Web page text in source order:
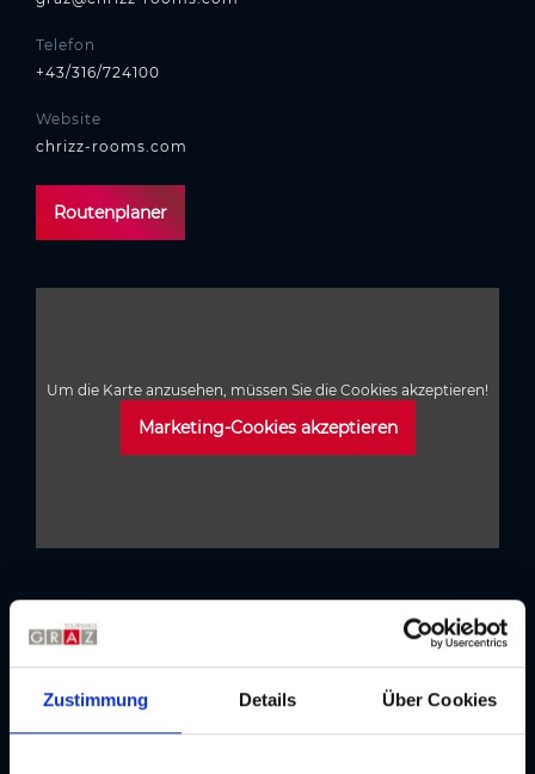
Zustimmung Details Über Cookies
Telefon
+43/316/724100
Website
chrizz-rooms.com
Routenplaner
Um die Karte anzusehen, müssen Sie die Cookies akzeptieren!
Marketing-Cookies akzeptieren
für Ihren Aufenthalt in Graz